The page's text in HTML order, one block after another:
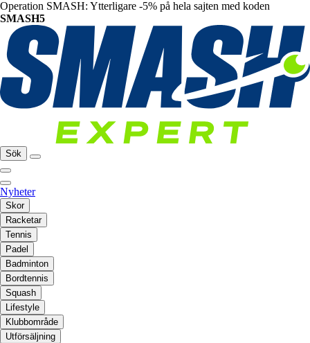
Operation SMASH: Ytterligare -5% på hela sajten med koden
SMASH5
Sök
Nyheter
Skor
Racketar
Tennis
Padel
Badminton
Bordtennis
Squash
Lifestyle
Klubbområde
Utförsäljning